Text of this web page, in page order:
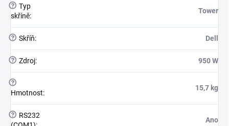
? Typ
skříně:
Tower
? Skříň: Dell
? Zdroj: 950 W
?
Hmotnost:
15,7 kg
?
RS232
Ano